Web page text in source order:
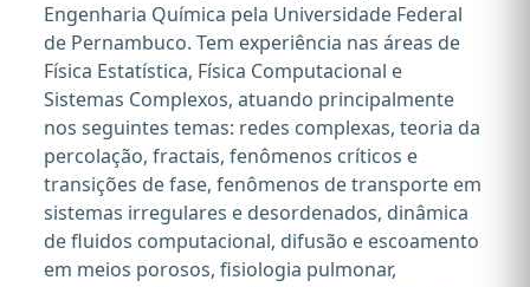
Engenharia Química pela Universidade Federal
de Pernambuco. Tem experiência nas áreas de
Física Estatística, Física Computacional e
Sistemas Complexos, atuando principalmente
nos seguintes temas: redes complexas, teoria da
percolação, fractais, fenômenos críticos e
transições de fase, fenômenos de transporte em
sistemas irregulares e desordenados, dinâmica
de fluidos computacional, difusão e escoamento
em meios porosos, fisiologia pulmonar,